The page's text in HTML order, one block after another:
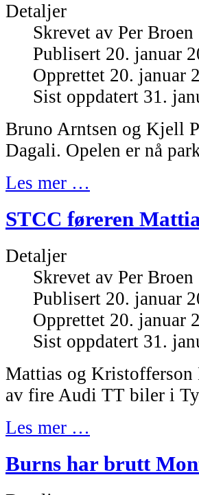
Detaljer
Skrevet av Per Broen
Publisert 20. januar
Opprettet 20. januar
Sist oppdatert 31.
Bruno Arntsen og Kjell
Dagali. Opelen er nå
Les mer …
STCC føreren
Detaljer
Skrevet av Per Broen
Publisert 20. januar
Opprettet 20. januar
Sist oppdatert 31.
Mattias og
av fire Audi TT biler i
Les mer …
Burns har brutt